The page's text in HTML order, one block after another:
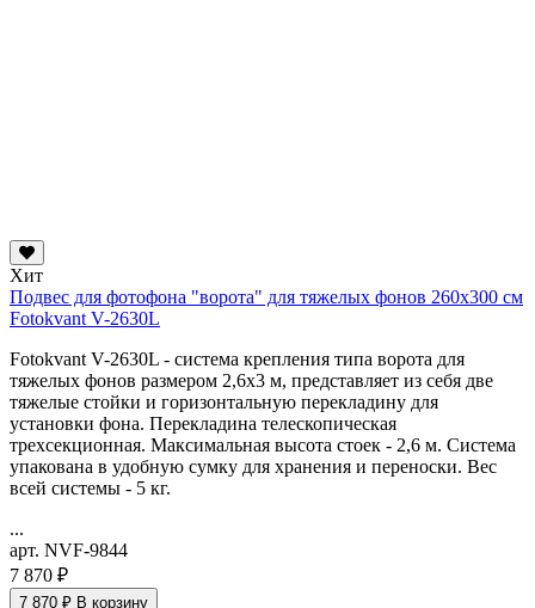
Хит
Подвес для фотофона "ворота" для тяжелых фонов 260х300 см
Fotokvant V-2630L
Fotokvant V-2630L - система крепления типа ворота для
тяжелых фонов размером 2,6х3 м, представляет из себя две
тяжелые стойки и горизонтальную перекладину для
установки фона. Перекладина телескопическая
трехсекционная. Максимальная высота стоек - 2,6 м. Система
упакована в удобную сумку для хранения и переноски. Вес
всей системы - 5 кг.
...
арт. NVF-9844
7 870 ₽
7 870 ₽ В корзину